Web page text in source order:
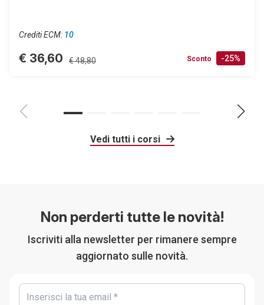
Crediti ECM: 10
€ 36,60 € 48,80 Sconto -25%
Vedi tutti i corsi
Non perderti tutte le novità!
Iscriviti alla newsletter per rimanere sempre
aggiornato sulle novità.